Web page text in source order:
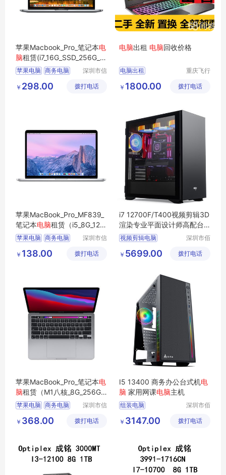
苹果Macbook_Pro_笔记本电
脑租赁(i7_16G_SSD_256G_1
5.4寸_2K屏）
苹果电脑 商务电脑
企业电脑
深圳市信
技术有限
￥ 298.00 拨打电话
电脑出租 电脑回收价格
电脑出租
二手电脑 苹果电脑
重庆飞行
限公司
￥ 1800.00 拨打电话
苹果MacBook_Pro_MF839_
笔记本电脑租赁（i5_8G_128
G_13.3英寸）
苹果电脑 商务电脑
办公电脑
深圳市信
技术有限
￥ 138.00 拨打电话
i7 12700F/T400视频剪辑3D
渲染专业平面设计师高配台
式电脑主机
视频剪辑电脑
平面设计师电脑
深圳市佰
技有限公
￥ 5699.00 拨打电话
苹果MacBook_Pro_笔记本电
脑租赁（M1八核_8G_256G_1
3.3寸_2K屏）
苹果电脑 商务电脑
企业电脑
深圳市信
技术有限
￥ 368.00 拨打电话
I5 13400 商务办公台式机电
脑 家用网课电脑主机
组装电脑
台式办公电脑
深圳市佰
技有限公
￥ 3147.00 拨打电话